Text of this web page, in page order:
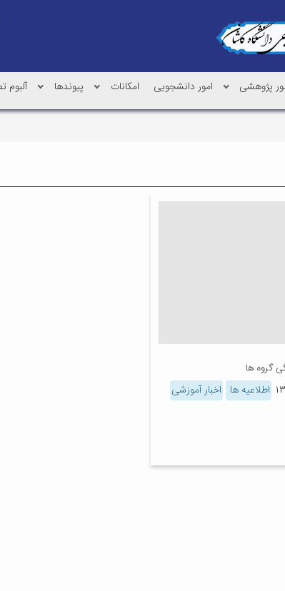
پژوهشی امور دانشجویی امکانات پیوندها آلبوم
گروه ها
اطلاعیه ها اخبار آموزشی